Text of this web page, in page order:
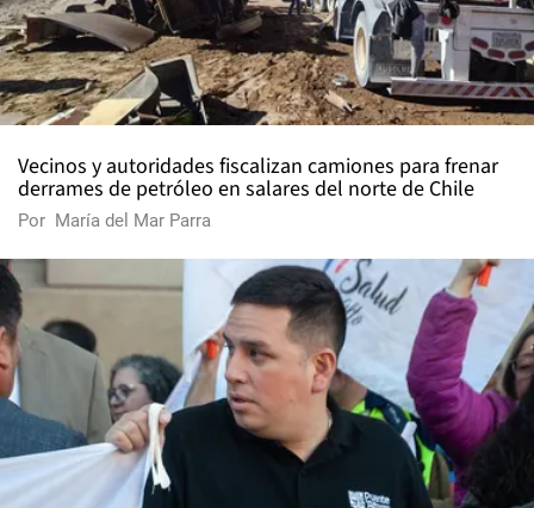
Vecinos y autoridades fiscalizan camiones para frenar
derrames de petróleo en salares del norte de Chile
Por María del Mar Parra